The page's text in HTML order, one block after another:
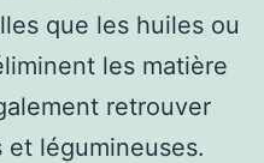
que les huiles ou
les matière
retrouver
et légumineuses.